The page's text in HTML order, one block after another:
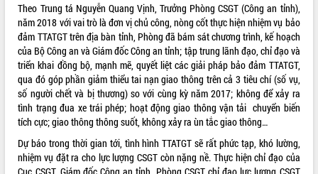
Theo Trung tá Nguyễn Quang Vịnh, Trưởng Phòng CSGT (Công an tỉnh),
năm 2018 với vai trò là đơn vị chủ công, nòng cốt thực hiện nhiệm vụ bảo
đảm TTATGT trên địa bàn tỉnh, Phòng đã bám sát chương trình, kế hoạch
của Bộ Công an và Giám đốc Công an tỉnh; tập trung lãnh đạo, chỉ đạo và
triển khai đồng bộ, mạnh mẽ, quyết liệt các giải pháp bảo đảm TTATGT,
qua đó góp phần giảm thiểu tai nạn giao thông trên cả 3 tiêu chí (số vụ,
số người chết và bị thương) so với cùng kỳ năm 2017; không để xảy ra
tình trạng đua xe trái phép; hoạt động giao thông vận tải chuyển biến
tích cực; giao thông thông suốt, không xảy ra ùn tắc giao thông…
Dự báo trong thời gian tới, tình hình TTATGT sẽ rất phức tạp, khó lường,
nhiệm vụ đặt ra cho lực lượng CSGT còn nặng nề. Thực hiện chỉ đạo của